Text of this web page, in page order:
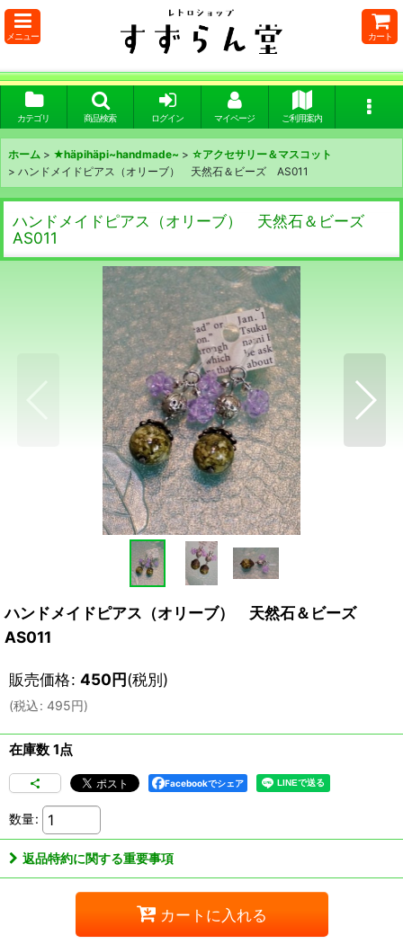
メニュー カート
カテゴリ 商品検索 ログイン マイページ ご利用案内
ホーム > ★häpihäpi~handmade~ > ☆アクセサリー＆マスコット
> ハンドメイドピアス（オリーブ） 天然石＆ビーズ AS011
ハンドメイドピアス（オリーブ） 天然石＆ビーズ
AS011
ハンドメイドピアス（オリーブ） 天然石＆ビーズ
AS011
販売価格: 450円(税別)
(税込: 495円)
在庫数 1点
Facebookでシェア
数量:
返品特約に関する重要事項
カートに入れる